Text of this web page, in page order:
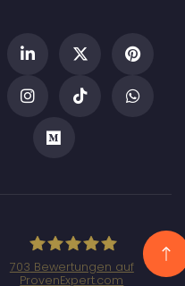
703 Bewertungen auf
ProvenExpert.com